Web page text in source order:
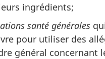
ingrédients;
santé générales
pour utiliser des
général concernant